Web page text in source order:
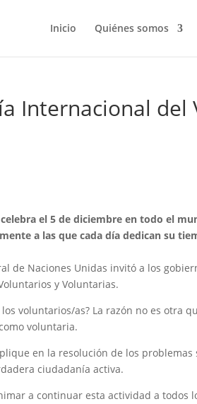
Inicio Quiénes somos
Internacional
el 5 de diciembre en todo el
a las que cada día dedican su
de Naciones Unidas invitó a los
y Voluntarias.
voluntarios/as? La razón no es otra
voluntaria.
en la resolución de los problemas
ciudadanía activa.
a continuar esta actividad a todos